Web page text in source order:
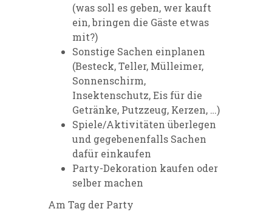
(was soll es geben, wer kauft
ein, bringen die Gäste etwas
mit?)
Sonstige Sachen einplanen
(Besteck, Teller, Mülleimer,
Sonnenschirm,
Insektenschutz, Eis für die
Getränke, Putzzeug, Kerzen, …)
Spiele/Aktivitäten überlegen
und gegebenenfalls Sachen
dafür einkaufen
Party-Dekoration kaufen oder
selber machen
Am Tag der Party